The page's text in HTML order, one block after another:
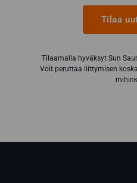
Tilaa
Tilaamalla hyväksyt Sun
Voit peruttaa liittymisen